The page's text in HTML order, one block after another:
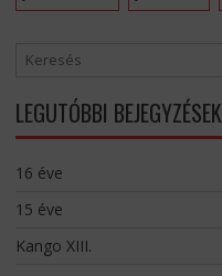
LEGUTÓBBI BEJEGYZÉSEK
16 éve
15 éve
Kango XIII.